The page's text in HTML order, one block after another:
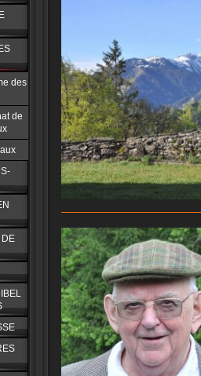
des
de
DE